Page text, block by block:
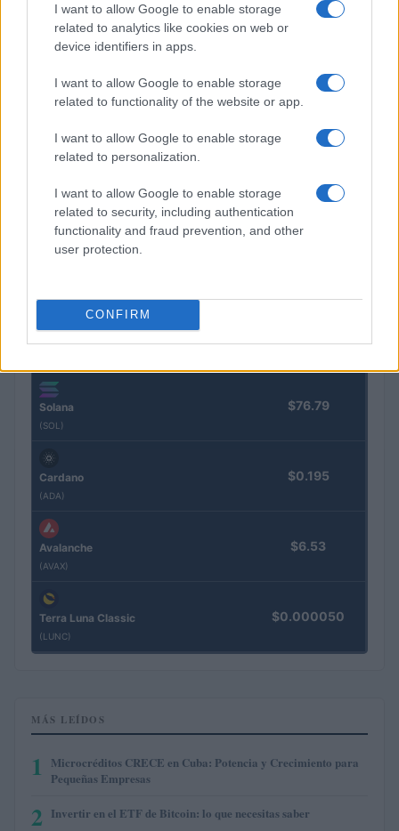
I want to allow Google to enable storage
related to analytics like cookies on web or
device identifiers in apps.
I want to allow Google to enable storage
related to functionality of the website or app.
I want to allow Google to enable storage
related to personalization.
I want to allow Google to enable storage
related to security, including authentication
functionality and fraud prevention, and other
user protection.
CONFIRM
COTIZACIONES CRYPTO
Precio
(BTC)
Ethereum
(ETH)
$1,917.56
Solana
(SOL)
$76.79
Cardano
(ADA)
$0.195
Avalanche
(AVAX)
$6.53
Terra Luna Classic
(LUNC)
$0.000050
MÁS LEÍDOS
1
Microcréditos CRECE en Cuba: Potencia y Crecimiento para
Pequeñas Empresas
2 Invertir en el ETF de Bitcoin: lo que necesitas saber